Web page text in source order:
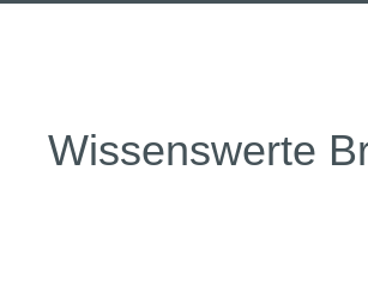
Wissenswerte